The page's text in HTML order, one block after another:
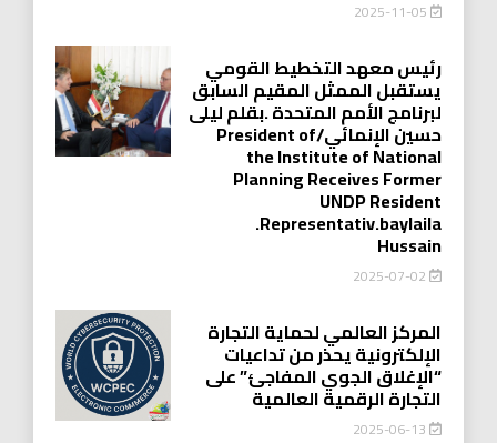
رئيس معهد التخطيط القومي
يستقبل الممثل المقيم السابق
لبرنامج الأمم المتحدة .بقلم ليلى
حسين الإنمائي/President of
the Institute of National
Planning Receives Former
UNDP Resident
.Representativ.baylaila
Hussain
2025-07-02
المركز العالمي لحماية التجارة
الإلكترونية يحذر من تداعيات
“الإغلاق الجوي المفاجئ” على
التجارة الرقمية العالمية
2025-06-13